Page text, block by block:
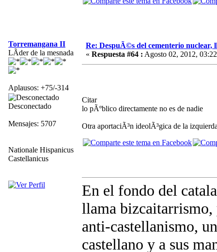
Torremangana II
LÃ­der de la mesnada
Aplausos: +75/-314
Desconectado
Mensajes: 5707
Nationale Hispanicus
Castellanicus
Re: DespuÃ©s del cementerio nuclear,
« Respuesta #64 : Agosto 02, 2012,
Citar
lo pÃºblico directamente no es de nadie
Otra aportaciÃ³n ideolÃ³gica de la
En el fondo del
llama
anti-castellanismo,
castellano y a sus